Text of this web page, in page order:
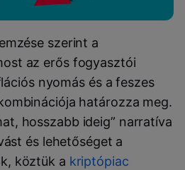
szerint a
az erős fogyasztói
nyomás és a feszes
határozza meg.
hosszabb ideig” narratíva
és lehetőséget a
köztük a kriptópiac